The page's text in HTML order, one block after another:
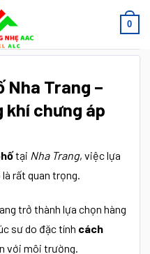
0
Nha Trang –
khí chưng áp
tại Nha Trang, việc lựa
rất quan trọng.
trở thành lựa chọn hàng
sư do đặc tính cách
với môi trường.